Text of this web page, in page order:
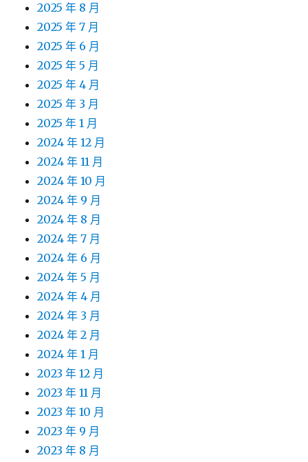
2025 年 8 月
2025 年 7 月
2025 年 6 月
2025 年 5 月
2025 年 4 月
2025 年 3 月
2025 年 1 月
2024 年 12 月
2024 年 11 月
2024 年 10 月
2024 年 9 月
2024 年 8 月
2024 年 7 月
2024 年 6 月
2024 年 5 月
2024 年 4 月
2024 年 3 月
2024 年 2 月
2024 年 1 月
2023 年 12 月
2023 年 11 月
2023 年 10 月
2023 年 9 月
2023 年 8 月